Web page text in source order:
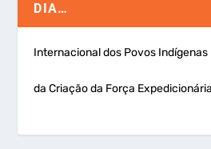
DIA…
Internacional dos Povos Indígenas
da Criação da Força